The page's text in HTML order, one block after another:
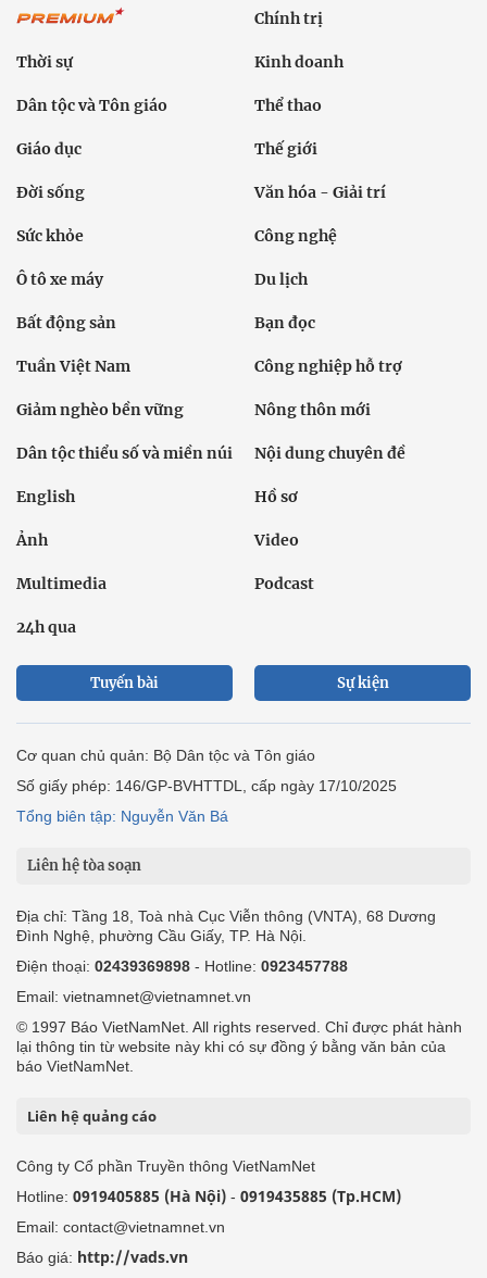
Chính trị
Thời sự Kinh doanh
Dân tộc và Tôn giáo Thể thao
Giáo dục Thế giới
Đời sống Văn hóa - Giải trí
Sức khỏe Công nghệ
Ô tô xe máy Du lịch
Bất động sản Bạn đọc
Tuần Việt Nam Công nghiệp hỗ trợ
Giảm nghèo bền vững Nông thôn mới
Dân tộc thiểu số và miền núi Nội dung chuyên đề
English Hồ sơ
Ảnh Video
Multimedia Podcast
24h qua
Tuyến bài Sự kiện
Cơ quan chủ quản: Bộ Dân tộc và Tôn giáo
Số giấy phép: 146/GP-BVHTTDL, cấp ngày 17/10/2025
Tổng biên tập: Nguyễn Văn Bá
Liên hệ tòa soạn
Địa chỉ: Tầng 18, Toà nhà Cục Viễn thông (VNTA), 68 Dương
Đình Nghệ, phường Cầu Giấy, TP. Hà Nội.
Điện thoại: 02439369898 - Hotline: 0923457788
Email: vietnamnet@vietnamnet.vn
© 1997 Báo VietNamNet. All rights reserved. Chỉ được phát hành
lại thông tin từ website này khi có sự đồng ý bằng văn bản của
báo VietNamNet.
Liên hệ quảng cáo
Công ty Cổ phần Truyền thông VietNamNet
Hotline: 0919405885 (Hà Nội) - 0919435885 (Tp.HCM)
Email: contact@vietnamnet.vn
Báo giá: http://vads.vn